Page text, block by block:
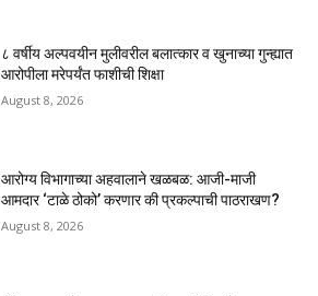
८ वर्षीय अल्पवयीन मुलीवरील बलात्कार व खुनाच्या गुन्ह्यात
आरोपीला मरेपर्यंत फाशीची शिक्षा
August 8, 2026
आरोग्य विभागाच्या अहवालाने खळबळ: आजी-माजी
आमदार ‘टाळे ठोको’ करणार की प्रकल्पाची पाठराखण?
August 8, 2026